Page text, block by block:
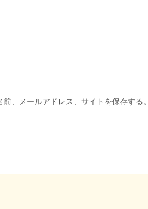
、メールアドレス、サイトを保存する。